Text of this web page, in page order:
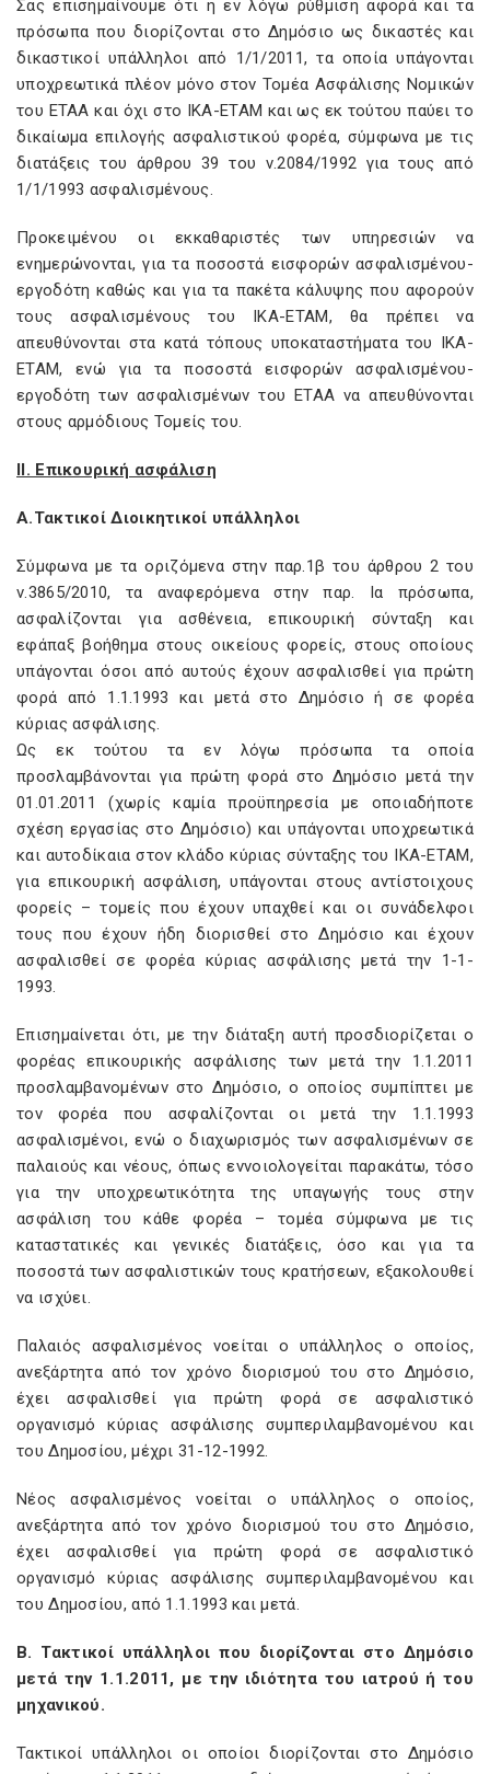
Σας επισημαίνουμε ότι η εν λόγω ρύθμιση αφορά και τα
πρόσωπα που διορίζονται στο Δημόσιο ως δικαστές και
δικαστικοί υπάλληλοι από 1/1/2011, τα οποία υπάγονται
υποχρεωτικά πλέον μόνο στον Τομέα Ασφάλισης Νομικών
του ΕΤΑΑ και όχι στο ΙΚΑ-ΕΤΑΜ και ως εκ τούτου παύει το
δικαίωμα επιλογής ασφαλιστικού φορέα, σύμφωνα με τις
διατάξεις του άρθρου 39 του ν.2084/1992 για τους από
1/1/1993 ασφαλισμένους.
Προκειμένου οι εκκαθαριστές των υπηρεσιών να
ενημερώνονται, για τα ποσοστά εισφορών ασφαλισμένου-
εργοδότη καθώς και για τα πακέτα κάλυψης που αφορούν
τους ασφαλισμένους του ΙΚΑ-ΕΤΑΜ, θα πρέπει να
απευθύνονται στα κατά τόπους υποκαταστήματα του ΙΚΑ-
ΕΤΑΜ, ενώ για τα ποσοστά εισφορών ασφαλισμένου-
εργοδότη των ασφαλισμένων του ΕΤΑΑ να απευθύνονται
στους αρμόδιους Τομείς του.
II. Επικουρική ασφάλιση
Α.Τακτικοί Διοικητικοί υπάλληλοι
Σύμφωνα με τα οριζόμενα στην παρ.1β του άρθρου 2 του
ν.3865/2010, τα αναφερόμενα στην παρ. Ια πρόσωπα,
ασφαλίζονται για ασθένεια, επικουρική σύνταξη και
εφάπαξ βοήθημα στους οικείους φορείς, στους οποίους
υπάγονται όσοι από αυτούς έχουν ασφαλισθεί για πρώτη
φορά από 1.1.1993 και μετά στο Δημόσιο ή σε φορέα
κύριας ασφάλισης.
Ως εκ τούτου τα εν λόγω πρόσωπα τα οποία
προσλαμβάνονται για πρώτη φορά στο Δημόσιο μετά την
01.01.2011 (χωρίς καμία προϋπηρεσία με οποιαδήποτε
σχέση εργασίας στο Δημόσιο) και υπάγονται υποχρεωτικά
και αυτοδίκαια στον κλάδο κύριας σύνταξης του ΙΚΑ-ΕΤΑΜ,
για επικουρική ασφάλιση, υπάγονται στους αντίστοιχους
φορείς – τομείς που έχουν υπαχθεί και οι συνάδελφοι
τους που έχουν ήδη διορισθεί στο Δημόσιο και έχουν
ασφαλισθεί σε φορέα κύριας ασφάλισης μετά την 1-1-
1993.
Επισημαίνεται ότι, με την διάταξη αυτή προσδιορίζεται ο
φορέας επικουρικής ασφάλισης των μετά την 1.1.2011
προσλαμβανομένων στο Δημόσιο, ο οποίος συμπίπτει με
τον φορέα που ασφαλίζονται οι μετά την 1.1.1993
ασφαλισμένοι, ενώ ο διαχωρισμός των ασφαλισμένων σε
παλαιούς και νέους, όπως εννοιολογείται παρακάτω, τόσο
για την υποχρεωτικότητα της υπαγωγής τους στην
ασφάλιση του κάθε φορέα – τομέα σύμφωνα με τις
καταστατικές και γενικές διατάξεις, όσο και για τα
ποσοστά των ασφαλιστικών τους κρατήσεων, εξακολουθεί
να ισχύει.
Παλαιός ασφαλισμένος νοείται ο υπάλληλος ο οποίος,
ανεξάρτητα από τον χρόνο διορισμού του στο Δημόσιο,
έχει ασφαλισθεί για πρώτη φορά σε ασφαλιστικό
οργανισμό κύριας ασφάλισης συμπεριλαμβανομένου και
του Δημοσίου, μέχρι 31-12-1992.
Νέος ασφαλισμένος νοείται ο υπάλληλος ο οποίος,
ανεξάρτητα από τον χρόνο διορισμού του στο Δημόσιο,
έχει ασφαλισθεί για πρώτη φορά σε ασφαλιστικό
οργανισμό κύριας ασφάλισης συμπεριλαμβανομένου και
του Δημοσίου, από 1.1.1993 και μετά.
Β. Τακτικοί υπάλληλοι που διορίζονται στο Δημόσιο
μετά την 1.1.2011, με την ιδιότητα του ιατρού ή του
μηχανικού.
Τακτικοί υπάλληλοι οι οποίοι διορίζονται στο Δημόσιο